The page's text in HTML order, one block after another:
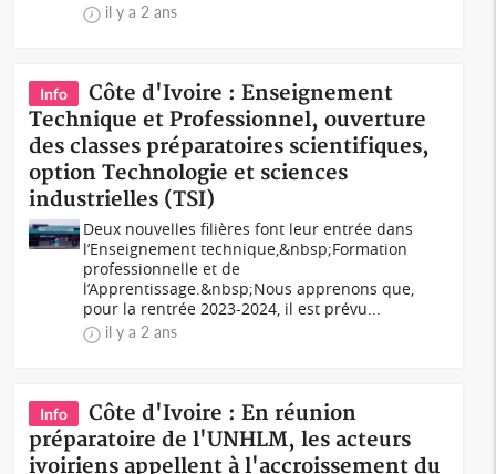
il y a 2 ans
Info
Côte d'Ivoire : Enseignement
Technique et Professionnel, ouverture
des classes préparatoires scientifiques,
option Technologie et sciences
industrielles (TSI)
Deux nouvelles filières font leur entrée dans
l’Enseignement technique,&nbsp;Formation
professionnelle et de
l’Apprentissage.&nbsp;Nous apprenons que,
pour la rentrée 2023-2024, il est prévu...
il y a 2 ans
Info
Côte d'Ivoire : En réunion
préparatoire de l'UNHLM, les acteurs
ivoiriens appellent à l'accroissement du